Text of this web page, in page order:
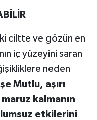
ciltte ve gözün en
iç yüzeyini saran
neden
Mutlu, aşırı
kalmanın
etkilerini